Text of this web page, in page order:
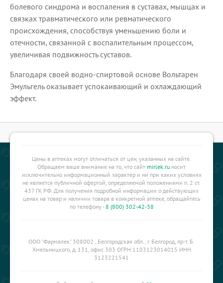
болевого синдрома и воспаления в суставах, мышцах и
связках травматического или ревматического
происхождения, способствуя уменьшению боли и
отечности, связанной с воспалительным процессом,
увеличивая подвижность суставов.
Благодаря своей водно-спиртовой основе Вольтарен
Эмульгель оказывает успокаивающий и охлаждающий
эффект.
Цены в аптеках могут отличаться от цен, указанных на сайте.
Обращаем ваше внимание на то, что сайт mirlek.ru носит
исключительно информационный характер и ни при каких условиях
не является публичной офертой, определяемой положениями п. 2 ст.
437 ГК РФ. Для получения подробной информации о действующих
ценах на товар и наличии товара в конкретной аптеке, обращайтесь
по телефону -8 (800) 302-42-38
ООО "Фармалек" 308002 , Белгородская обл., г. Белгород, пр-т. Б.
Хмельницкого, д. 131, офис 303 ОГРН 1103123014015 ИНН
3123221541